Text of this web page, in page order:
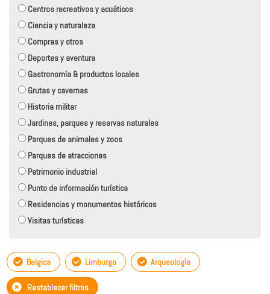
Centros recreativos y acuáticos
Ciencia y naturaleza
Compras y otros
Deportes y aventura
Gastronomía & productos locales
Grutas y cavernas
Historia militar
Jardines, parques y reservas naturales
Parques de animales y zoos
Parques de atracciones
Patrimonio industrial
Punto de información turística
Residencias y monumentos históricos
Visitas turísticas
Belgica Limburgo Arqueología
Restablecer filtros